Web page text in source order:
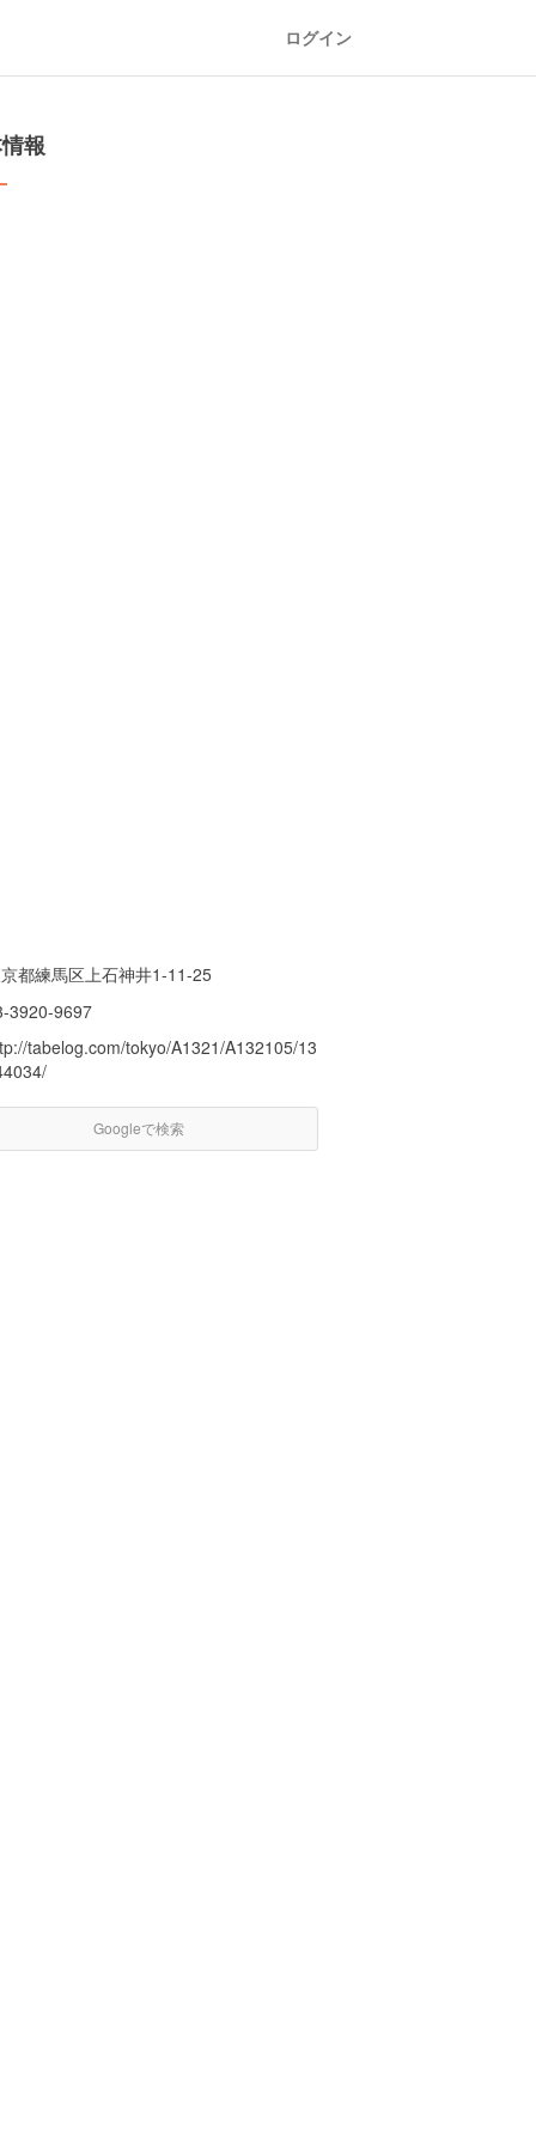
ログイン
報
都練馬区上石神井1-11-25
3920-9697
tabelog.com/tokyo/A1321/A132105/13
Googleで検索